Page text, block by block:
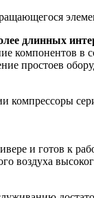
длинных
компонентов
простоев
компрессоры
и готов к
воздуха